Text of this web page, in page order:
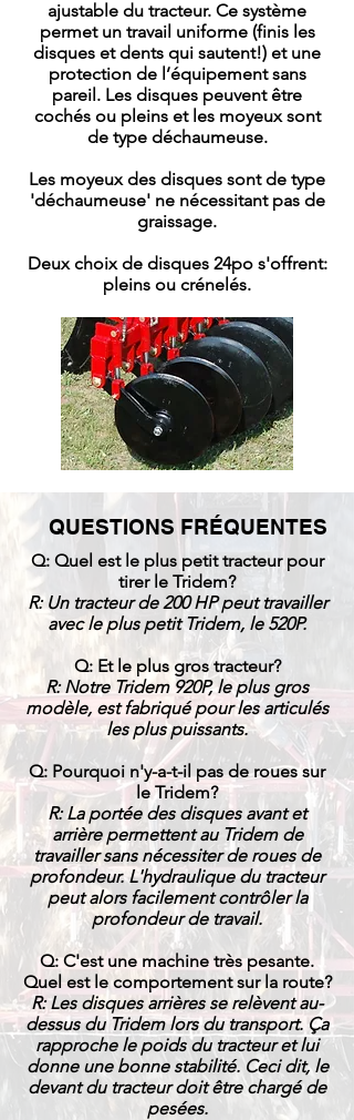
ajustable du tracteur. Ce système
permet un travail uniforme (finis les
disques et dents qui sautent!) et une
protection de l’équipement sans
pareil. Les disques peuvent être
cochés ou pleins et les moyeux sont
de type déchaumeuse.
Les moyeux des disques sont de type
'déchaumeuse' ne nécessitant pas de
graissage.
Deux choix de disques 24po s'offrent:
pleins ou crénelés.
QUESTIONS FRÉQUENTES
Q: Quel est le plus petit tracteur pour
tirer le Tridem?
R: Un tracteur de 200 HP peut travailler
avec le plus petit Tridem, le 520P.
Q: Et le plus gros tracteur?
R: Notre Tridem 920P, le plus gros
modèle, est fabriqué pour les articulés
les plus puissants.
Q: Pourquoi n'y-a-t-il pas de roues sur
le Tridem?
R: La portée des disques avant et
arrière permettent au Tridem de
travailler sans nécessiter de roues de
profondeur. L'hydraulique du tracteur
peut alors facilement contrôler la
profondeur de travail.
Q: C'est une machine très pesante.
Quel est le comportement sur la route?
R: Les disques arrières se relèvent au-
dessus du Tridem lors du transport. Ça
rapproche le poids du tracteur et lui
donne une bonne stabilité. Ceci dit, le
devant du tracteur doit être chargé de
pesées.